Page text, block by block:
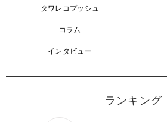
タワレコプッシュ
コラム
インタビュー
ランキング